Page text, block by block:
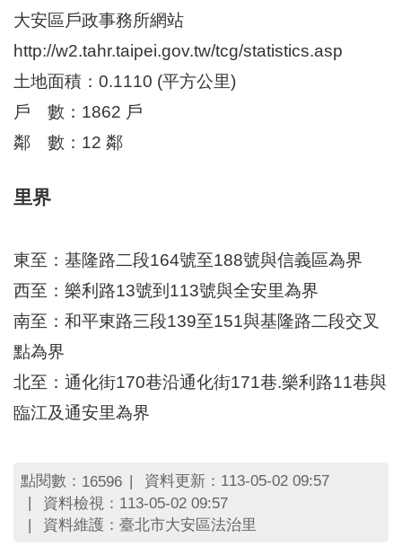
化
資
北
市
區
界
北
市
鄰
長
名
冊
大安區戶政事務所網站
http://w2.tahr.taipei.gov.tw/tcg/statistics.asp
土地面積：0.1110 (平方公里)
戶 數：1862 戶
鄰 數：12 鄰
里界
東至：基隆路二段164號至188號與信義區為界
西至：樂利路13號到113號與全安里為界
南至：和平東路三段139至151與基隆路二段交叉
點為界
北至：通化街170巷沿通化街171巷.樂利路11巷與
臨江及通安里為界
點閱數： 16596
資料更新：113-05-02 09:57
資料檢視：113-05-02 09:57
資料維護：臺北市大安區法治里